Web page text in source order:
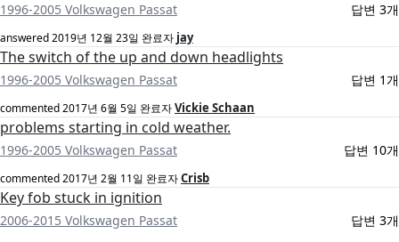
1996-2005 Volkswagen Passat 답변 3개
answered2019년 12월 23일 완료자 jay
The switch of the up and down headlights
1996-2005 Volkswagen Passat 답변 1개
commented2017년 6월 5일 완료자Vickie Schaan
problems starting in cold weather.
1996-2005 Volkswagen Passat 답변 10개
commented2017년 2월 11일 완료자Crisb
Key fob stuck in ignition
2006-2015 Volkswagen Passat 답변 3개